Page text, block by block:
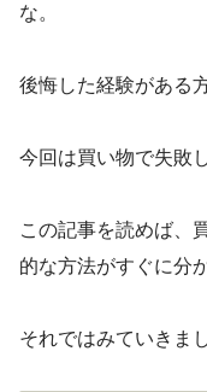
な。
後悔した経験がある
今回は買い物で失敗
この記事を読めば、
的な方法がすぐに分
それではみていきま